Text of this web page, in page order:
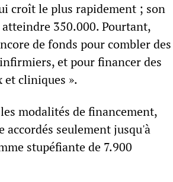
croît le plus rapidement ; son
350.000. Pourtant,
de fonds pour combler des
et pour financer des
et cliniques ».
modalités de financement,
seulement jusqu'à
stupéfiante de 7.900